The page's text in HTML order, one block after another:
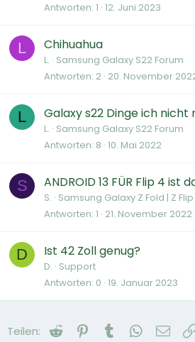
Antworten 1 12. Juni 2023
L Chihuahua
L. Samsung Galaxy S22 Forum
Antworten 2 20. November
L Galaxy s22 Dinge ich nicht
L. Samsung Galaxy S22 Forum
Antworten 8 10. Mai 2022
S ANDROID 13 FÜR Flip 4 ist
S. Samsung Galaxy Z Fold | Z
Antworten 1 21. November 2022
D Ist 42 Zoll genug?
D. Support
Antworten 0 19. Januar 2023
Teilen: Reddit Pinterest
Tumblr E-